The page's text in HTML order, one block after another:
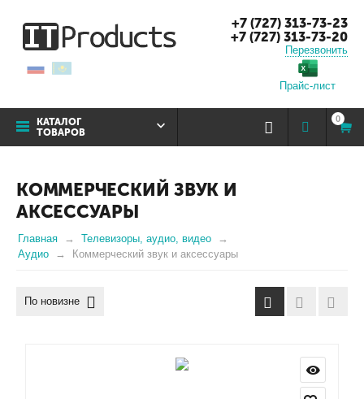
+7 (727) 313-73-23
+7 (727) 313-73-20
Перезвонить
Прайс-лист
КАТАЛОГ
ТОВАРОВ
0
КОММЕРЧЕСКИЙ ЗВУК И
АКСЕССУАРЫ
Главная
Телевизоры, аудио, видео
Аудио
Коммерческий звук и аксессуары
По новизне